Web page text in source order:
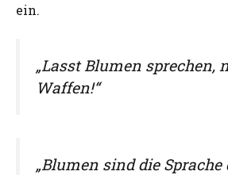
ein.
„Lasst Blumen sprechen,
Waffen!“
„Blumen sind die Sprache